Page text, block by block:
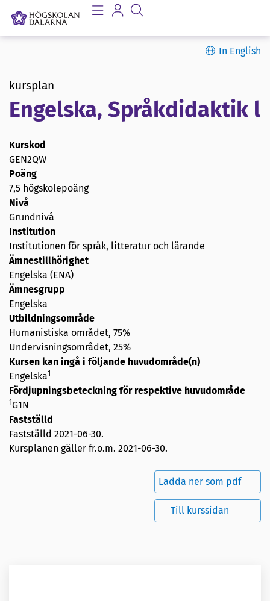
In English
kursplan
Engelska, Språkdidaktik l
Kurskod
GEN2QW
Poäng
7,5 högskolepoäng
Nivå
Grundnivå
Institution
Institutionen för språk, litteratur och lärande
Ämnestillhörighet
Engelska (ENA)
Ämnesgrupp
Engelska
Utbildningsområde
Humanistiska området, 75%
Undervisningsområdet, 25%
Kursen kan ingå i följande huvudområde(n)
Engelska1
Fördjupningsbeteckning för respektive huvudområde
1G1N
Fastställd
Fastställd 2021-06-30.
Kursplanen gäller fr.o.m. 2021-06-30.
Ladda ner som pdf
Till kurssidan